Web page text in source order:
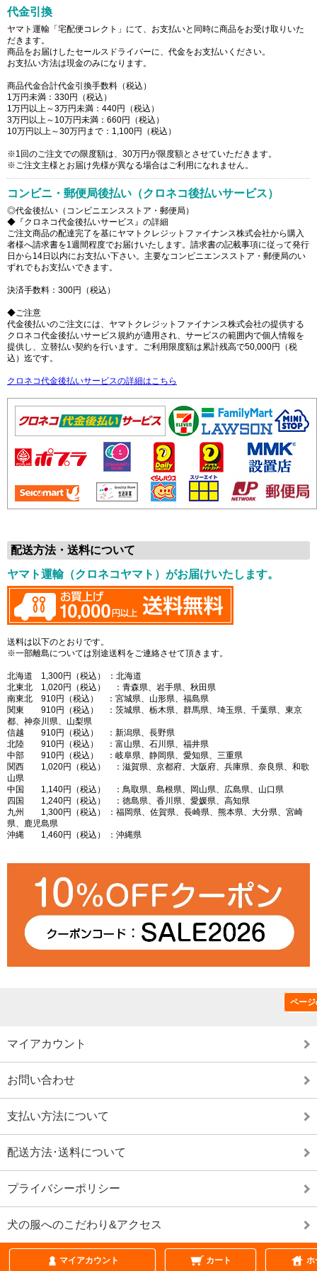
代金引換
ヤマト運輸「宅配便コレクト」にて、お支払いと同時に商品をお受け取りいた
だきます。
商品をお届けしたセールスドライバーに、代金をお支払いください。
お支払い方法は現金のみになります。
商品代金合計代金引換手数料（税込）
1万円未満：330円（税込）
1万円以上～3万円未満：440円（税込）
3万円以上～10万円未満：660円（税込）
10万円以上～30万円まで：1,100円（税込）
※1回のご注文での限度額は、30万円が限度額とさせていただきます。
※ご注文主様とお届け先様が異なる場合はご利用になれません。
コンビニ・郵便局後払い（クロネコ後払いサービス）
◎代金後払い（コンビニエンスストア・郵便局）
◆『クロネコ代金後払いサービス』の詳細
ご注文商品の配達完了を基にヤマトクレジットファイナンス株式会社から購入
者様へ請求書を1週間程度でお届けいたします。請求書の記載事項に従って発行
日から14日以内にお支払い下さい。主要なコンビニエンスストア・郵便局のい
ずれでもお支払いできます。
決済手数料：300円（税込）
◆ご注意
代金後払いのご注文には、ヤマトクレジットファイナンス株式会社の提供する
クロネコ代金後払いサービス規約が適用され、サービスの範囲内で個人情報を
提供し、立替払い契約を行います。ご利用限度額は累計残高で50,000円（税
込）迄です。
クロネコ代金後払いサービスの詳細はこちら
配送方法・送料について
ヤマト運輸（クロネコヤマト）がお届けいたします。
送料は以下のとおりです。
※一部離島については別途送料をご連絡させて頂きます。
北海道 1,300円（税込） ：北海道
北東北 1,020円（税込） ：青森県、岩手県、秋田県
南東北 910円（税込） ：宮城県、山形県、福島県
関東 910円（税込） ：茨城県、栃木県、群馬県、埼玉県、千葉県、東京
都、神奈川県、山梨県
信越 910円（税込） ：新潟県、長野県
北陸 910円（税込） ：富山県、石川県、福井県
中部 910円（税込） ：岐阜県、静岡県、愛知県、三重県
関西 1,020円（税込） ：滋賀県、京都府、大阪府、兵庫県、奈良県、和歌
山県
中国 1,140円（税込） ：鳥取県、島根県、岡山県、広島県、山口県
四国 1,240円（税込） ：徳島県、香川県、愛媛県、高知県
九州 1,300円（税込） ：福岡県、佐賀県、長崎県、熊本県、大分県、宮崎
県、鹿児島県
沖縄 1,460円（税込） ：沖縄県
ペー
マイアカウント
お問い合わせ
支払い方法について
配送方法･送料について
プライバシーポリシー
犬の服へのこだわり&アクセス
ペーホ
カート
マイアカウント
表示切替 : スマートフォン|PC版